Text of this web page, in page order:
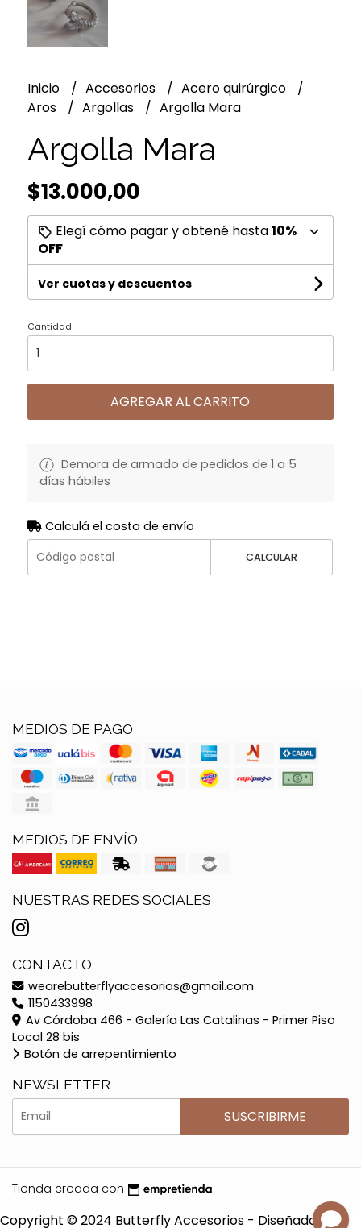
Inicio Accesorios
Acero quirúrgico
Aros
Argollas Argolla Mara
Argolla Mara
$13.000,00
Elegí cómo pagar y obtené hasta10%
OFF
Ver cuotas y descuentos
Cantidad
AGREGAR AL CARRITO
Demora de armado de pedidos de 1 a 5
días hábiles
Calculá el costo de envío
CALCULAR
MEDIOS DE PAGO
MEDIOS DE ENVÍO
NUESTRAS REDES SOCIALES
CONTACTO
wearebutterflyaccesorios@gmail.com
1150433998
Av Córdoba 466 - Galería Las Catalinas - Primer Piso
Local 28 bis
Botón de arrepentimiento
NEWSLETTER
SUSCRIBIRME
Tienda creada con
Copyright © 2024 Butterfly Accesorios - Diseñado por